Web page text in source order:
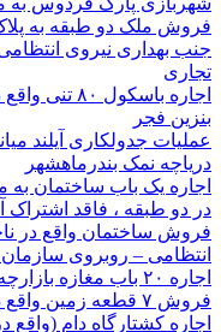
جنب بهداری نیروی
تجاری
اجاره
بنزین فجر
عملیات جدولکاری آیلند
دریاچه نمک بندرماهشهر
در دو طبقه ، فاقد
فروش ساختمان واقع در
انتظامی – روبروی
اجاره ۲۰ باب مغازه بازارچه خوداشتغالی
فروش ۷ قطعه زمین واقع در بندرماهشهر- انتهای فاز ۳
اجاره کشتارگاه دام